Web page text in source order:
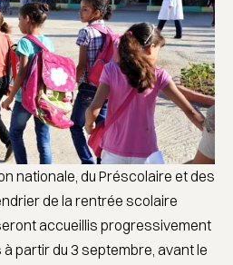
nationale, du Préscolaire et des
de la rentrée scolaire
accueillis progressivement
partir du 3 septembre, avant le